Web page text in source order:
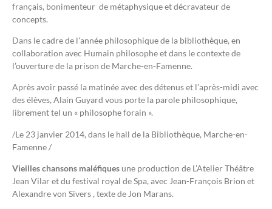
français, bonimenteur de métaphysique et décravateur de
concepts.
Dans le cadre de l’année philosophique de la bibliothèque, en
collaboration avec Humain philosophe et dans le contexte de
l’ouverture de la prison de Marche-en-Famenne.
Après avoir passé la matinée avec des détenus et l’après-midi avec
des élèves, Alain Guyard vous porte la parole philosophique,
librement tel un « philosophe forain ».
/Le 23 janvier 2014, dans le hall de la Bibliothèque, Marche-en-
Famenne /
Vieilles chansons maléfiques une production de L’Atelier Théâtre
Jean Vilar et du festival royal de Spa, avec Jean-François Brion et
Alexandre von Sivers , texte de Jon Marans.